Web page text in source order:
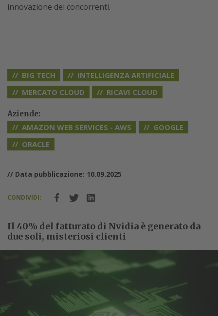
innovazione dei concorrenti.
BIG TECH
INTELLIGENZA ARTIFICIALE
MERCATO CLOUD
RICAVI CLOUD
Aziende:
AMAZON WEB SERVICES - AWS
GOOGLE
ORACLE
// Data pubblicazione: 10.09.2025
CONDIVIDI:
Il 40% del fatturato di Nvidia è generato da
due soli, misteriosi clienti